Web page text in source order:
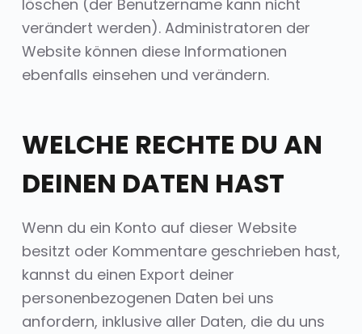
löschen (der Benutzername kann nicht
verändert werden). Administratoren der
Website können diese Informationen
ebenfalls einsehen und verändern.
WELCHE RECHTE DU AN
DEINEN DATEN HAST
Wenn du ein Konto auf dieser Website
besitzt oder Kommentare geschrieben hast,
kannst du einen Export deiner
personenbezogenen Daten bei uns
anfordern, inklusive aller Daten, die du uns